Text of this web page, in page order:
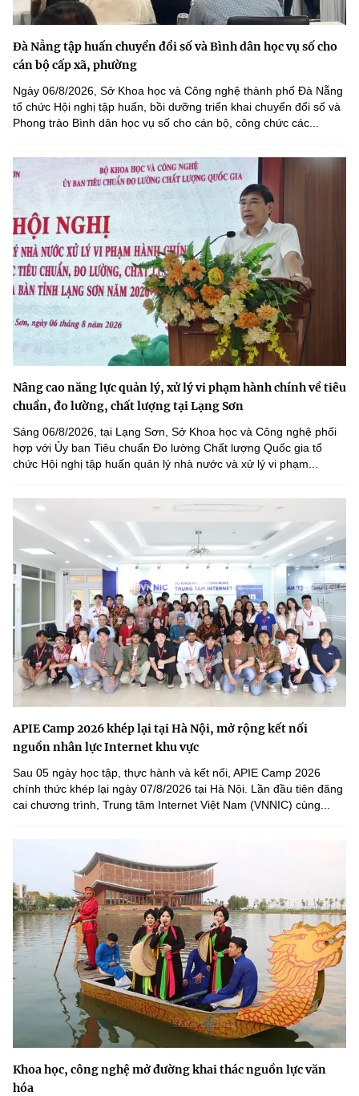
Đà Nẵng tập huấn chuyển đổi số và Bình dân học vụ số cho
cán bộ cấp xã, phường
Ngày 06/8/2026, Sở Khoa học và Công nghệ thành phố Đà Nẵng
tổ chức Hội nghị tập huấn, bồi dưỡng triển khai chuyển đổi số và
Phong trào Bình dân học vụ số cho cán bộ, công chức các...
Nâng cao năng lực quản lý, xử lý vi phạm hành chính về tiêu
chuẩn, đo lường, chất lượng tại Lạng Sơn
Sáng 06/8/2026, tại Lạng Sơn, Sở Khoa học và Công nghệ phối
hợp với Ủy ban Tiêu chuẩn Đo lường Chất lượng Quốc gia tổ
chức Hội nghị tập huấn quản lý nhà nước và xử lý vi phạm...
APIE Camp 2026 khép lại tại Hà Nội, mở rộng kết nối
nguồn nhân lực Internet khu vực
Sau 05 ngày học tập, thực hành và kết nối, APIE Camp 2026
chính thức khép lại ngày 07/8/2026 tại Hà Nội. Lần đầu tiên đăng
cai chương trình, Trung tâm Internet Việt Nam (VNNIC) cùng...
Khoa học, công nghệ mở đường khai thác nguồn lực văn
hóa